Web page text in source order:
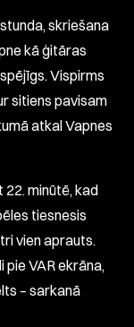
skriešana
kā ģitāras
Vispirms
sitiens pavisam
atkal Vapnes
minūtē, kad
tiesnesis
vien aprauts.
VAR ekrāna,
– sarkanā